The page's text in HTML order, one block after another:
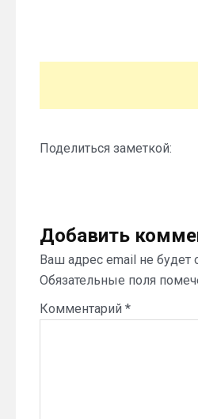
Поделиться заметкой:
Добавить
Ваш адрес email не будет
Обязательные поля
Комментарий *